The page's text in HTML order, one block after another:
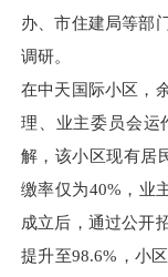
办、市住建局等部
调研。
在中天国际小区，
理、业主委员会运
解，该小区现有居
缴率仅为40%，业
成立后，通过公开
提升至98.6%，小